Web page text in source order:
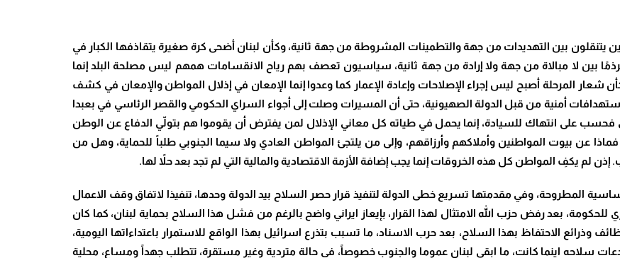
يتنقلون بين التهديدات من جهة والتطمينات المشروطة من جهة ثانية، وكأن لبنان أضحى كرة صغيرة يتقاذفها الكبار في
بين لا مبالاة من جهة ولا إرادة من جهة ثانية، سياسيون تعصف بهم رياح الانقسامات همهم ليس مصلحة البلد إنما
المرحلة أصبح ليس إجراء الإصلاحات وإعادة الإعمار كما وعدوا إنما الإمعان في إذلال المواطن والإمعان في كشف
أمنية من قبل الدولة الصهيونية، حتى أن المسيرات وصلت إلى أجواء السراي الحكومي والقصر الرئاسي في بعبدا
على انتهاك للسيادة، إنما يحمل في طياته كل معاني الإذلال لمن يفترض أن يقوموا هم بتولّي الدفاع عن الوطن
عن بيوت المواطنين وأملاكهم وأرزاقهم، وإلى من يلتجئ المواطن العادي ولا سيما الجنوبي طلباً للحماية، وهل من
لم يكفِ المواطن كل هذه الخروقات إنما يجب إضافة الأزمة الاقتصادية والمالية التي لم تجد بعد حلاً لها.
المطروحة، وفي مقدمتها تسريع خطى الدولة لتنفيذ قرار حصر السلاح بيد الدولة وحدها، تنفيذا لاتفاق وقف الاعمال
واسرائيل والقرار 1701 ، والبيان الوزاري للحكومة، بعد رفض حزب الله الامتثال لهذا القرار، بإيعاز ايراني واضح بالرغم من فشل هذا السلاح بحماية لبنان، كما كان
الاحتفاظ بهذا السلاح، بعد حرب الاسناد، ما تسبب بتذرع اسرائيل بهذا الواقع للاستمرار باعتداءاتها اليومية،
سلاحه اينما كانت، ما ابقى لبنان عموما والجنوب خصوصاً، في حالة متردية وغير مستقرة، تتطلب جهداً ومساعٍ، محلية